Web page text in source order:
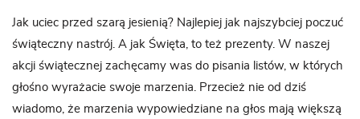
Jak uciec przed szarą jesienią? Najlepiej jak najszybciej poczuć
świąteczny nastrój. A jak Święta, to też prezenty. W naszej
akcji świątecznej zachęcamy was do pisania listów, w których
głośno wyrażacie swoje marzenia. Przecież nie od dziś
wiadomo, że marzenia wypowiedziane na głos mają większą